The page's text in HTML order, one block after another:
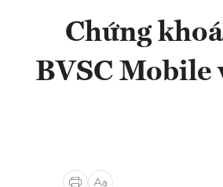
Chứng
BVSC Mobile